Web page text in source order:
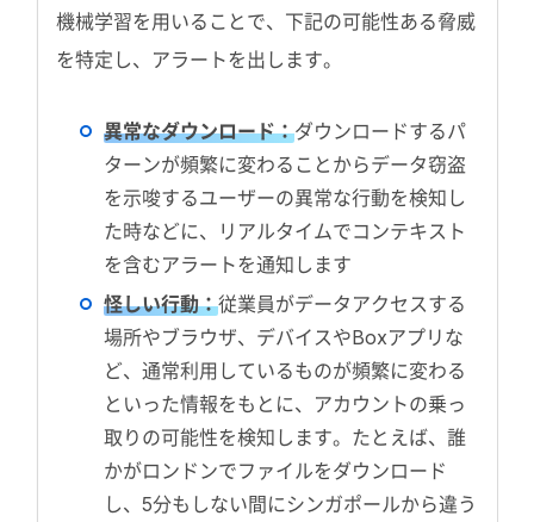
機械学習を用いることで、下記の可能性ある脅威
を特定し、アラートを出します。
異常なダウンロード：ダウンロードするパ
ターンが頻繁に変わることからデータ窃盗
を示唆するユーザーの異常な行動を検知し
た時などに、リアルタイムでコンテキスト
を含むアラートを通知します
怪しい行動：従業員がデータアクセスする
場所やブラウザ、デバイスやBoxアプリな
ど、通常利用しているものが頻繁に変わる
といった情報をもとに、アカウントの乗っ
取りの可能性を検知します。たとえば、誰
かがロンドンでファイルをダウンロード
し、5分もしない間にシンガポールから違う